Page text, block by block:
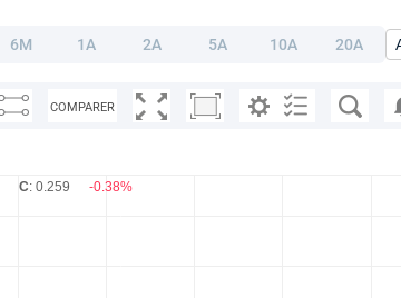
6M 1A 2A 5A 10A 20A
COMPARER
C: 0.259 -0.38%